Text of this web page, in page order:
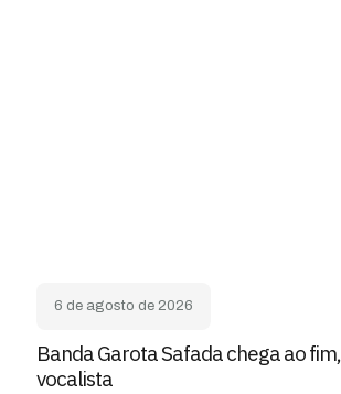
6 de agosto de 2026
Banda Garota Safada chega ao
vocalista